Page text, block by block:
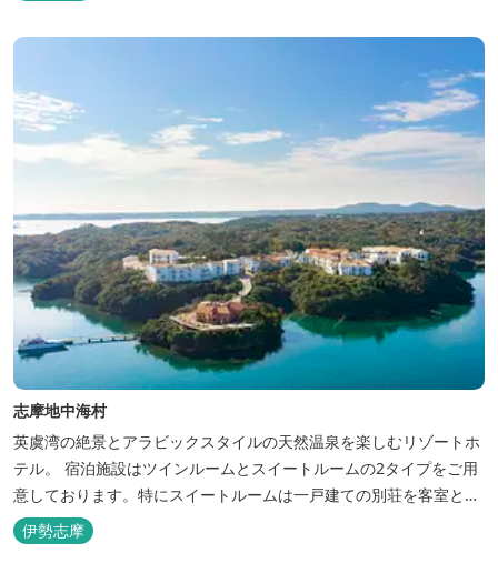
志摩地中海村
英虞湾の絶景とアラビックスタイルの天然温泉を楽しむリゾートホ
テル。 宿泊施設はツインルームとスイートルームの2タイプをご用
意しております。特にスイートルームは一戸建ての別荘を客室とし
てリニューアル♪120平米の驚きの広さとこだわりの調度品が自慢
です！ スペイン１ツ星レストランと提携したレストランでのお食事
伊勢志摩